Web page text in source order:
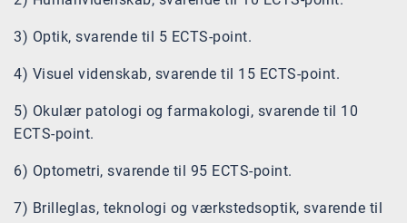
3) Optik, svarende til 5 ECTS-point.
4) Visuel videnskab, svarende til 15 ECTS-point.
5) Okulær patologi og farmakologi, svarende til 10
ECTS-point.
6) Optometri, svarende til 95 ECTS-point.
7) Brilleglas, teknologi og værkstedsoptik, svarende til